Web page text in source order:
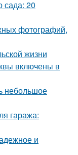
сада: 20
фотографий,
жизни
включены в
небольшое
гаража:
и